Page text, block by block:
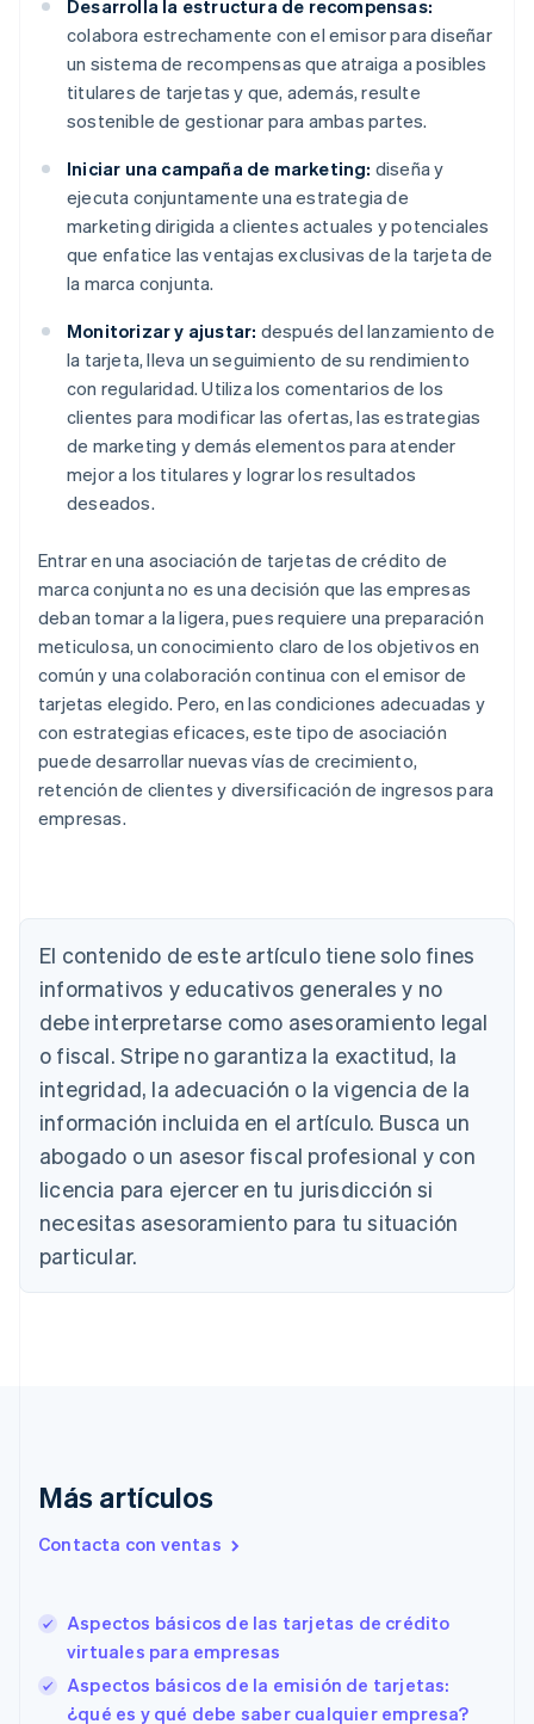
Desarrolla la estructura de recompensas:
colabora estrechamente con el emisor para diseñar
un sistema de recompensas que atraiga a posibles
titulares de tarjetas y que, además, resulte
sostenible de gestionar para ambas partes.
Iniciar una campaña de marketing: diseña y
ejecuta conjuntamente una estrategia de
marketing dirigida a clientes actuales y potenciales
que enfatice las ventajas exclusivas de la tarjeta de
la marca conjunta.
Monitorizar y ajustar: después del lanzamiento de
la tarjeta, lleva un seguimiento de su rendimiento
con regularidad. Utiliza los comentarios de los
clientes para modificar las ofertas, las estrategias
de marketing y demás elementos para atender
mejor a los titulares y lograr los resultados
deseados.
Entrar en una asociación de tarjetas de crédito de
marca conjunta no es una decisión que las empresas
deban tomar a la ligera, pues requiere una preparación
meticulosa, un conocimiento claro de los objetivos en
común y una colaboración continua con el emisor de
tarjetas elegido. Pero, en las condiciones adecuadas y
con estrategias eficaces, este tipo de asociación
puede desarrollar nuevas vías de crecimiento,
retención de clientes y diversificación de ingresos para
empresas.
El contenido de este artículo tiene solo fines
informativos y educativos generales y no
debe interpretarse como asesoramiento legal
o fiscal. Stripe no garantiza la exactitud, la
integridad, la adecuación o la vigencia de la
información incluida en el artículo. Busca un
abogado o un asesor fiscal profesional y con
licencia para ejercer en tu jurisdicción si
necesitas asesoramiento para tu situación
particular.
Más artículos
Contacta con ventas
Aspectos básicos de las tarjetas de crédito
virtuales para empresas
Aspectos básicos de la emisión de tarjetas:
¿qué es y qué debe saber cualquier empresa?
Australia
English
Austria
DeutschEnglish
Bélgica
Brasil
Português English
Bulgaria
Canadá
English Français
China continental
简体中文English
Chipre
Eslovenia
España
EnglishEspañol简体中文
Estonia
Finlandia